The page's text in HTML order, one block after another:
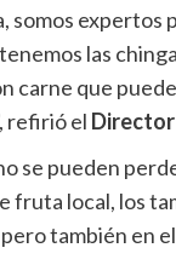
somos expertos
las
carne que
refirió el Director
se pueden
fruta local, los
también en